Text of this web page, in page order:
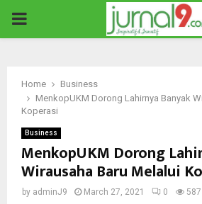
PRIMARY
Home
Business
MenkopUKM Dorong Lahirnya Banyak
Koperasi
Business
MenkopUKM Dorong
Wirausaha Baru Melalui
by adminJ9 March 27, 2021 0 587